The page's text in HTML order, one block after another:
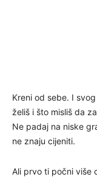
Kreni od sebe. I
želiš i što misliš da
Ne padaj na niske
ne znaju cijeniti.
Ali prvo ti počni više